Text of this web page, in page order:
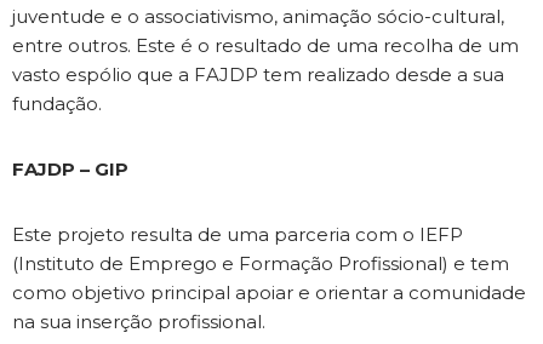
juventude e o associativismo, animação sócio-cultural,
entre outros. Este é o resultado de uma recolha de um
vasto espólio que a FAJDP tem realizado desde a sua
fundação.
FAJDP – GIP
Este projeto resulta de uma parceria com o IEFP
(Instituto de Emprego e Formação Profissional) e tem
como objetivo principal apoiar e orientar a comunidade
na sua inserção profissional.